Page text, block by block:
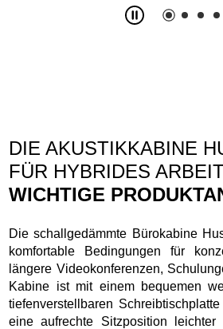
DIE AKUSTIKKABINE
FÜR HYBRIDES
WICHTIGE
Die schallgedämmte Bürokabine
komfortable Bedingungen für
längere Videokonferenzen,
Kabine ist mit einem bequemen
tiefenverstellbaren
eine aufrechte Sitzposition